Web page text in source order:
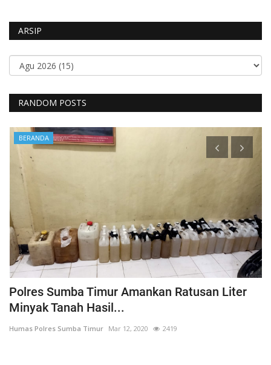
ARSIP
RANDOM POSTS
BERANDA
Polres Sumba Timur Amankan Ratusan Liter
Minyak Tanah Hasil...
Humas Polres Sumba Timur Mar 12, 2020 2419